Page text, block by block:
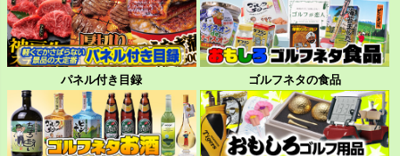
パネル付き目録 ゴルフネタの食品